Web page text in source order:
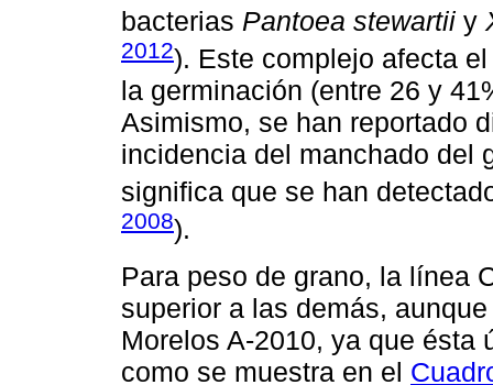
bacterias Pantoea stewartii y
2012). Este complejo afecta
la germinación (entre 26 y
Asimismo, se han reportado
incidencia del manchado del
significa que se han
2008).
Para peso de grano, la línea
superior a las demás,
Morelos A-2010, ya que ésta
como se muestra en el